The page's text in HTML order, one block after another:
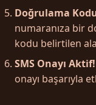
Doğrulama
numaranıza bir
kodu belirtilen
SMS Onayı Aktif!
onayı başarıyla